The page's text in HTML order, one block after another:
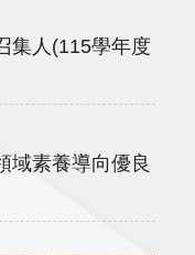
集人(115學年度
域素養導向優良